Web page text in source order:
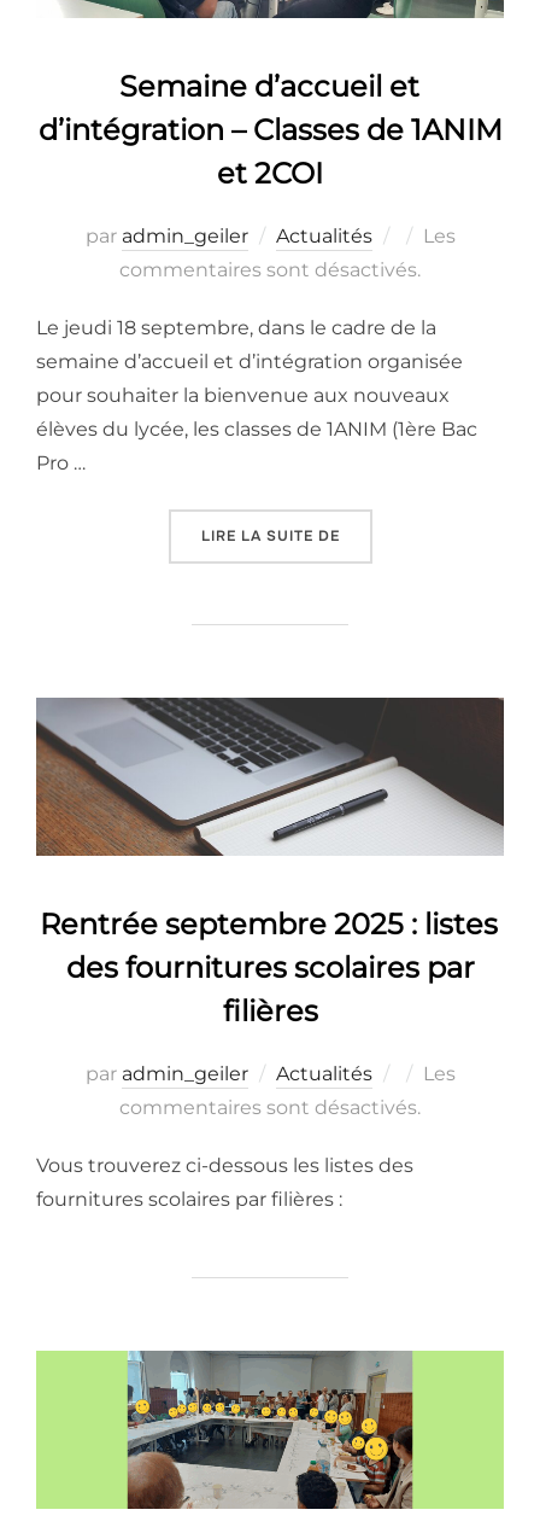
Semaine d’accueil et
d’intégration – Classes de 1ANIM
et 2COI
par admin_geiler Actualités
Publié
le
Les
commentaires sont désactivés.
Le jeudi 18 septembre, dans le cadre de la
semaine d’accueil et d’intégration organisée
pour souhaiter la bienvenue aux nouveaux
élèves du lycée, les classes de 1ANIM (1ère Bac
Pro …
LIRE LA SUITE DE« SEMAINE D’ACCUEIL
Rentrée septembre 2025 : listes
des fournitures scolaires par
filières
par admin_geiler Actualités
Publié
le
Les
commentaires sont désactivés.
Vous trouverez ci-dessous les listes des
fournitures scolaires par filières :